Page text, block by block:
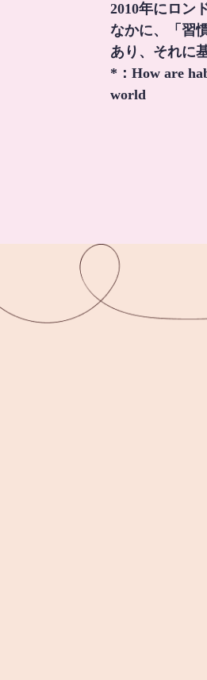
2010年にロン
なかに、「習
あり、それに
*：How are
world